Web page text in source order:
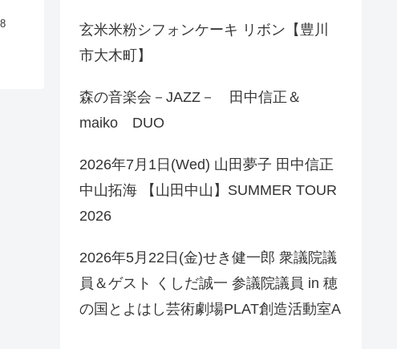
玄米米粉シフォンケーキ リボン【豊川
市大木町】
森の音楽会－JAZZ－ 田中信正＆
maiko DUO
2026年7月1日(Wed) 山田夢子 田中信正
中山拓海 【山田中山】SUMMER TOUR
2026
2026年5月22日(金)せき健一郎 衆議院議
員＆ゲスト くしだ誠一 参議院議員 in 穂
の国とよはし芸術劇場PLAT創造活動室A